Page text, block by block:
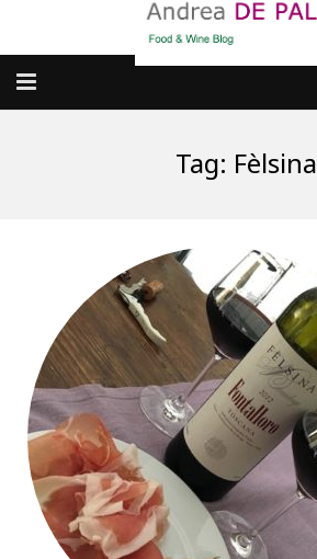
dove MANGIARE
cosa CUCINARE
dove ANDARE
Punti di vista e approfondimenti
Contatti
Tag: Fèlsina